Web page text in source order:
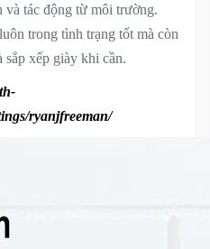
và tác động từ môi trường.
trong tình trạng tốt mà còn
sắp xếp giày khi cần.
ryanjfreeman/